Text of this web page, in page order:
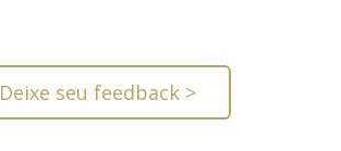
Deixe seu feedback >